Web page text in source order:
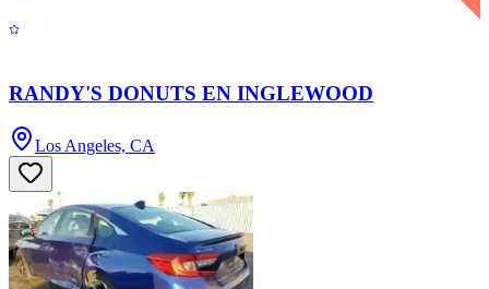
RANDY'S DONUTS EN INGLEWOOD
Los Angeles, CA